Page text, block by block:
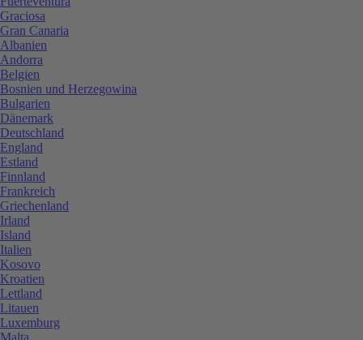
Graciosa
Gran Canaria
Albanien
Andorra
Belgien
Bosnien und Herzegowina
Bulgarien
Dänemark
Deutschland
England
Estland
Finnland
Frankreich
Griechenland
Irland
Island
Italien
Kosovo
Kroatien
Lettland
Litauen
Luxemburg
Malta